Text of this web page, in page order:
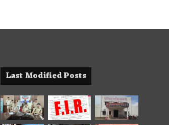
Last Modified Posts